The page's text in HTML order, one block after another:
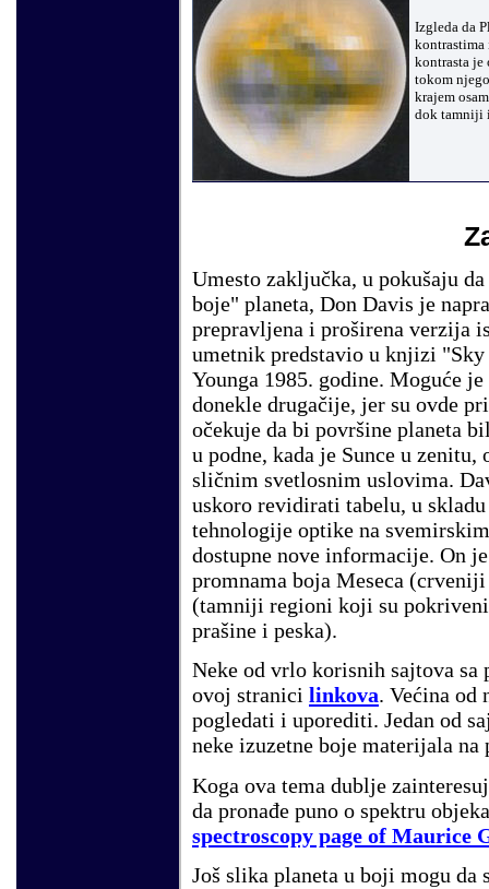
Izgleda da
kontrasta je
tokom
krajem
dok tamniji
Umesto zaključka, u pokušaju
boje" planeta, Don Davis je
prepravljena i proširena verzija
umetnik predstavio u knjizi "Sky
Younga 1985. godine. Moguće je
donekle drugačije, jer su ovde
očekuje da bi površine planeta
u podne, kada je Sunce u
sličnim svetlosnim uslovima.
uskoro revidirati tabelu, u skladu
tehnologije optike na
dostupne nove informacije. On
promnama boja Meseca
(tamniji regioni koji su
prašine i peska).
Neke od vrlo korisnih sajtova sa
ovoj stranici linkova. Većina od
pogledati i uporediti. Jedan od
neke izuzetne boje materijala na
Koga ova tema dublje
da pronađe puno o spektru
spectroscopy page of Maurice
Još slika planeta u boji mogu da